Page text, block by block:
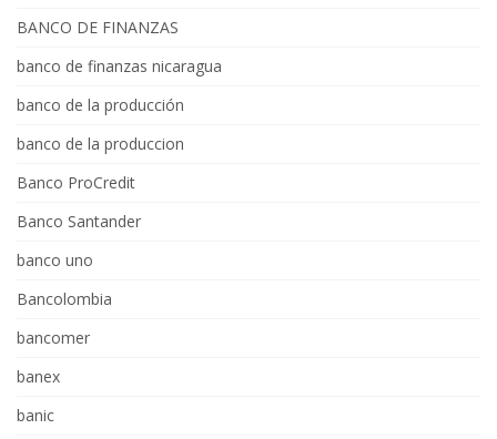
BANCO DE FINANZAS
banco de finanzas nicaragua
banco de la producción
banco de la produccion
Banco ProCredit
Banco Santander
banco uno
Bancolombia
bancomer
banex
banic